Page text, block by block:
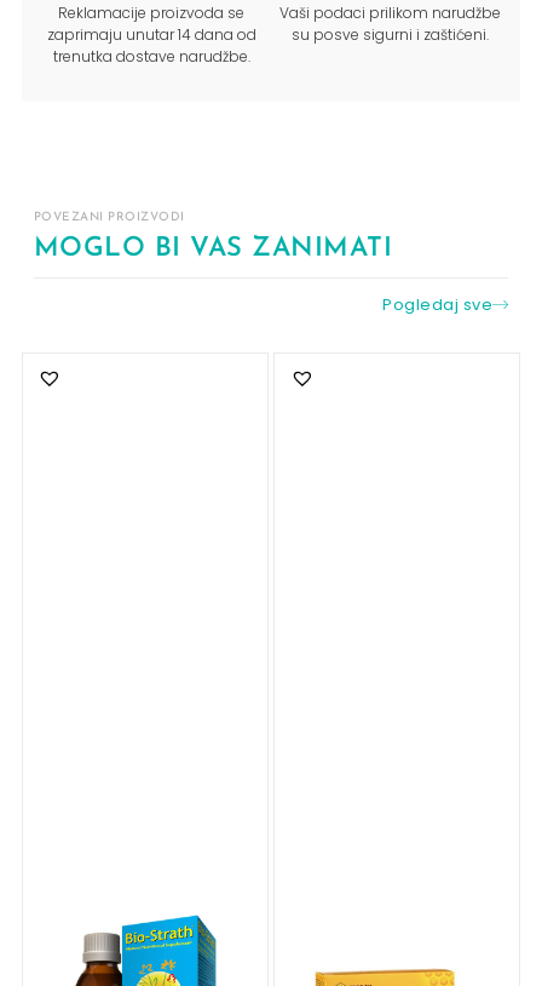
Reklamacije proizvoda se
zaprimaju unutar 14 dana od
trenutka dostave narudžbe.
Vaši podaci prilikom narudžbe
su posve sigurni i zaštićeni.
POVEZANI PROIZVODI
MOGLO BI VAS ZANIMATI
Pogledaj sve